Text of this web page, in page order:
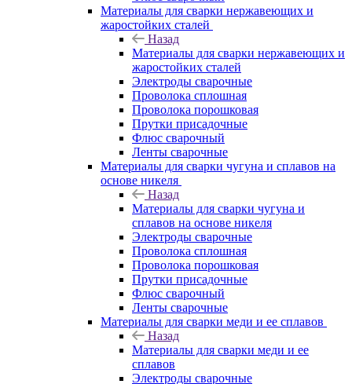
Материалы для сварки нержавеющих и
жаростойких сталей
Назад
Материалы для сварки нержавеющих и
жаростойких сталей
Электроды сварочные
Проволока сплошная
Проволока порошковая
Прутки присадочные
Флюс сварочный
Ленты сварочные
Материалы для сварки чугуна и сплавов на
основе никеля
Назад
Материалы для сварки чугуна и
сплавов на основе никеля
Электроды сварочные
Проволока сплошная
Проволока порошковая
Прутки присадочные
Флюс сварочный
Ленты сварочные
Материалы для сварки меди и ее сплавов
Назад
Материалы для сварки меди и ее
сплавов
Электроды сварочные